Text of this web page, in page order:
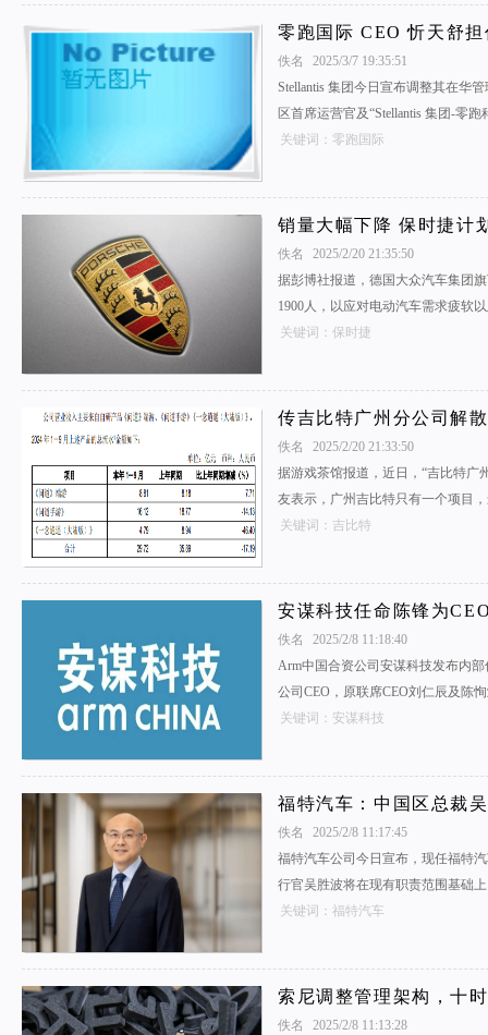
零跑国际 CEO 忻天舒
佚名
2025/3/7 19:35:51
Stellantis 集团今日宣布调整其在华
区首席运营官及“Stellantis 集团-零
关键词：零跑国际
销量大幅下降 保时捷计
佚名
2025/2/20 21:35:50
据彭博社报道，德国大众汽车集团
1900人，以应对电动汽车需求疲软
关键词：保时捷
传吉比特广州分公司解
佚名
2025/2/20 21:33:50
据游戏茶馆报道，近日，“吉比特广
友表示，广州吉比特只有一个项目
关键词：吉比特
安谋科技任命陈锋为
佚名
2025/2/8 11:18:40
Arm中国合资公司安谋科技发布内
公司CEO，原联席CEO刘仁辰及陈
关键词：安谋科技
福特汽车：中国区总裁
佚名
2025/2/8 11:17:45
福特汽车公司今日宣布，现任福特
行官吴胜波将在现有职责范围基础上
关键词：福特汽车
索尼调整管理架构，十
佚名 2025/2/8 11:13:28